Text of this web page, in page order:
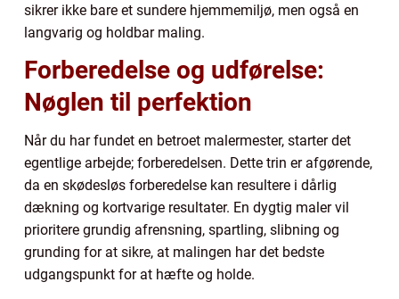
sikrer ikke bare et sundere hjemmemiljø, men også en
langvarig og holdbar maling.
Forberedelse og udførelse:
Nøglen til perfektion
Når du har fundet en betroet malermester, starter det
egentlige arbejde; forberedelsen. Dette trin er afgørende,
da en skødesløs forberedelse kan resultere i dårlig
dækning og kortvarige resultater. En dygtig maler vil
prioritere grundig afrensning, spartling, slibning og
grunding for at sikre, at malingen har det bedste
udgangspunkt for at hæfte og holde.